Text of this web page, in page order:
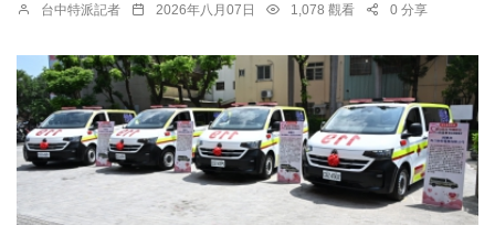
台中特派記者 2026年八月07日 1,078 觀看 0 分享